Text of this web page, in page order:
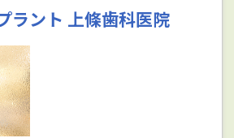
ラント 上條歯科医院